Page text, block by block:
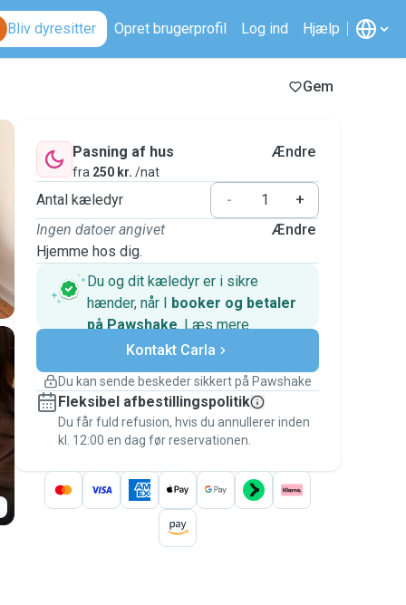
Bliv dyresitter Opret brugerprofil Log ind Hjælp
Gem
Pasning af hus
fra 250 kr. /nat
Ændre
Antal kæledyr -
+
Ingen datoer angivet
Hjemme hos dig.
Ændre
Du og dit kæledyr er i sikre
hænder, når I booker og betaler
på Pawshake. Læs mere
Sikre betalinger
Support, hvis planerne ændrer
Dækkede bookinger
Hold alt på Pawshake – fra den første
besked til betalingen – for at være dækket
af Pawshake-garantien.
Kontakt Carla
Du kan sende beskeder sikkert på Pawshake
Fleksibel afbestillingspolitik
Du får fuld refusion, hvis du annullerer inden
kl. 12:00 en dag før reservationen.